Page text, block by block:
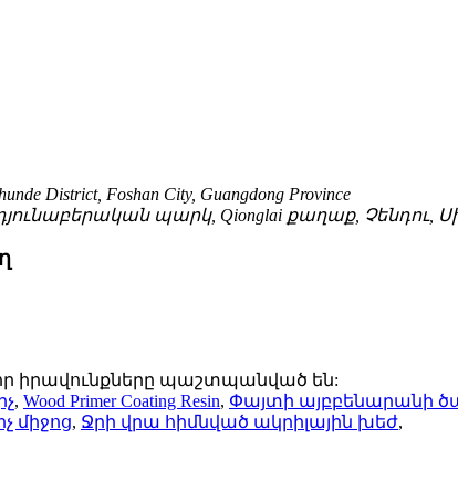
District, Foshan City, Guangdong Province
արդյունաբերական պարկ, Qionglai քաղաք, Չենդու,
իրավունքները պաշտպանված են:
, Wood Primer Coating Resin, Փայտի այբբենարանի
միջոց, Ջրի վրա հիմնված ակրիլային խեժ,